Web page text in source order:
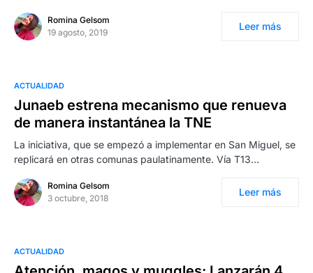
Romina Gelsom
19 agosto, 2019
Leer más
ACTUALIDAD
Junaeb estrena mecanismo que renueva
de manera instantánea la TNE
La iniciativa, que se empezó a implementar en San Miguel, se
replicará en otras comunas paulatinamente. Vía T13…
Romina Gelsom
3 octubre, 2018
Leer más
ACTUALIDAD